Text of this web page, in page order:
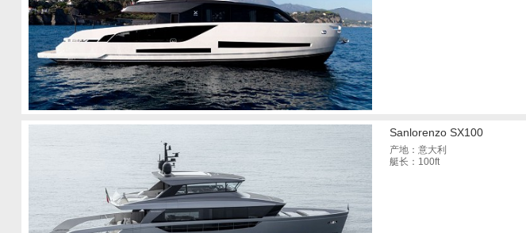
Sanlorenzo SX100
产地：意大利
艇长：100ft